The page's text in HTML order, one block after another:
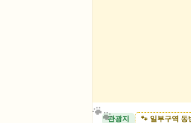
관광지 🐾 일부구역 동